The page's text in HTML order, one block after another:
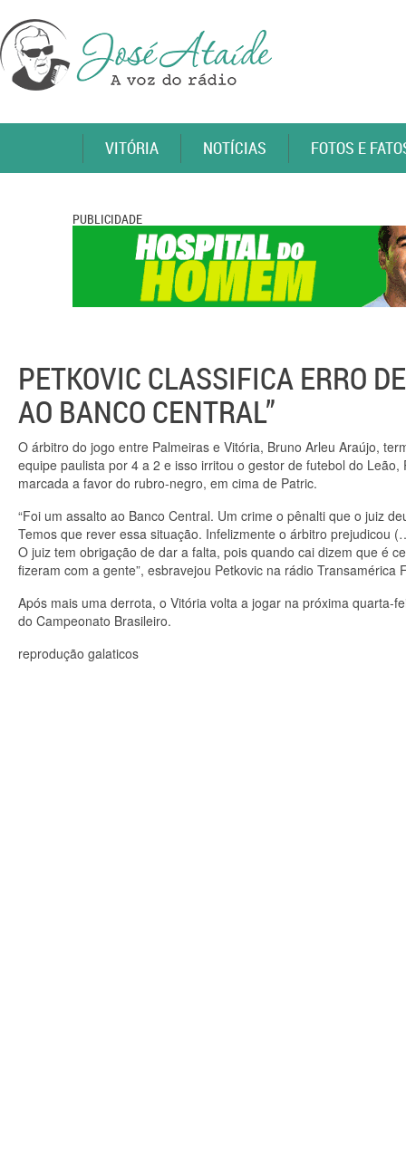
VITÓRIA NOTÍCIAS FOTOS E
PUBLICIDADE
PETKOVIC CLASSIFICA ERRO
AO BANCO CENTRAL”
O árbitro do jogo entre Palmeiras e Vitória, Bruno Arleu Araújo,
equipe paulista por 4 a 2 e isso irritou o gestor de futebol do
marcada a favor do rubro-negro, em cima de Patric.
“Foi um assalto ao Banco Central. Um crime o pênalti que o juiz
Temos que rever essa situação. Infelizmente o árbitro
O juiz tem obrigação de dar a falta, pois quando cai dizem que é
fizeram com a gente”, esbravejou Petkovic na rádio Transamérica
Após mais uma derrota, o Vitória volta a jogar na próxima quarta-
do Campeonato Brasileiro.
reprodução galaticos